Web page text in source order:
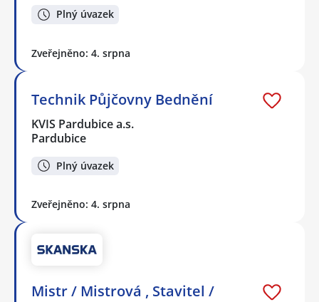
Plný úvazek
Zveřejněno: 4. srpna
Technik Půjčovny Bednění
KVIS Pardubice a.s.
Pardubice
Plný úvazek
Zveřejněno: 4. srpna
Mistr / Mistrová , Stavitel /